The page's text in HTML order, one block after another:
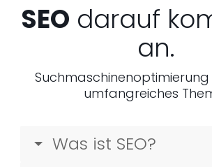
SEO darauf
an.
Suchmaschinenoptimierung
umfangreiches
Was ist SEO?